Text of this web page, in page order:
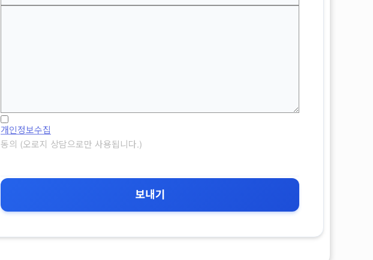
개인정보수집
동의 (오로지 상담으로만 사용됩니다.)
보내기